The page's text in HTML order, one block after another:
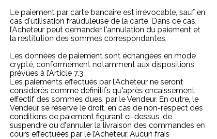
Le paiement par carte bancaire est irrévocable, sauf en
cas d'utilisation frauduleuse de la carte. Dans ce cas,
l’Acheteur peut demander l'annulation du paiement et
la restitution des sommes correspondantes.
Les données de paiement sont échangées en mode
crypté, conformément notamment aux dispositions
prévues à l’Article 7.3.
Les paiements effectués par l’Acheteur ne seront
considérés comme définitifs qu'après encaissement
effectif des sommes dues, par le Vendeur. En outre, le
Vendeur se réserve le droit, en cas de non-respect des
conditions de paiement figurant ci-dessus, de
suspendre ou d'annuler la livraison des commandes en
cours effectuées par le l’Acheteur. Aucun frais